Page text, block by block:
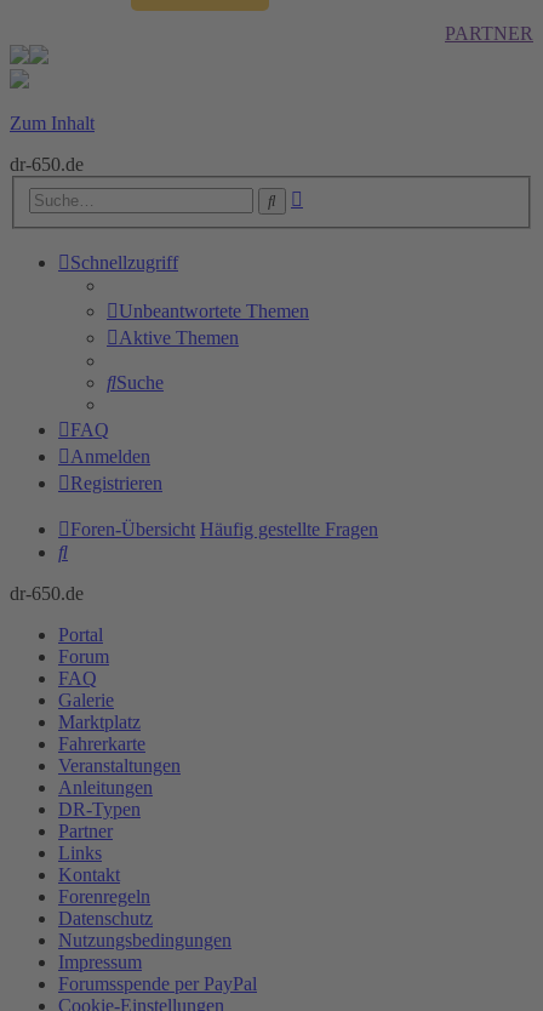
PARTNER
Zum Inhalt
dr-650.de
Suche
Schnellzugriff
Unbeantwortete Themen
Aktive Themen
Suche
FAQ
Anmelden
Registrieren
Foren-Übersicht Häufig gestellte Fragen
Suche
dr-650.de
Portal
Forum
FAQ
Galerie
Marktplatz
Fahrerkarte
Veranstaltungen
Anleitungen
DR-Typen
Partner
Links
Kontakt
Forenregeln
Datenschutz
Nutzungsbedingungen
Impressum
Forumsspende per PayPal
Cookie-Einstellungen